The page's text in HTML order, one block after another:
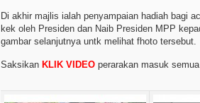
Di akhir majlis ialah penyampaian hadiah bagi
kek oleh Presiden dan Naib Presiden MPP
gambar selanjutnya untk melihat fhoto tersebut.
Saksikan KLIK VIDEO perarakan masuk